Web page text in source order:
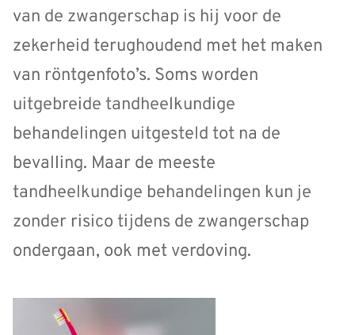
van de zwangerschap is hij voor de
zekerheid terughoudend met het maken
van röntgenfoto’s. Soms worden
uitgebreide tandheelkundige
behandelingen uitgesteld tot na de
bevalling. Maar de meeste
tandheelkundige behandelingen kun je
zonder risico tijdens de zwangerschap
ondergaan, ook met verdoving.